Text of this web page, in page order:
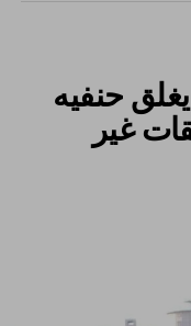
حنفيه
غير